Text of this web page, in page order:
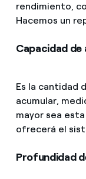
rendimiento,
Hacemos un
Capacidad
Es la cantidad
acumular,
mayor sea
ofrecerá el
Profundidad